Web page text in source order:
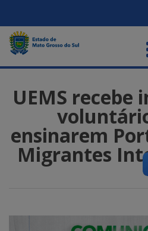
UEMS recebe
ensinarem
Migrantes